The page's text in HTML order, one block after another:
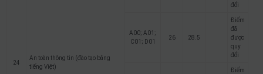
24
An toàn thông tin (đào tạo bằng
tiếng Việt)
đổi
A00; A01;
C01; D01
26 28.5
Điểm
đã
được
quy
đổi
Điểm